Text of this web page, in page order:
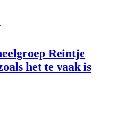
Reintje
het te vaak is